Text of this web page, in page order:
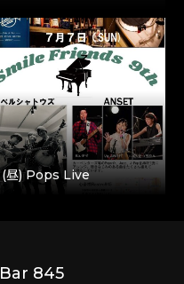
(昼) Pops Live
845